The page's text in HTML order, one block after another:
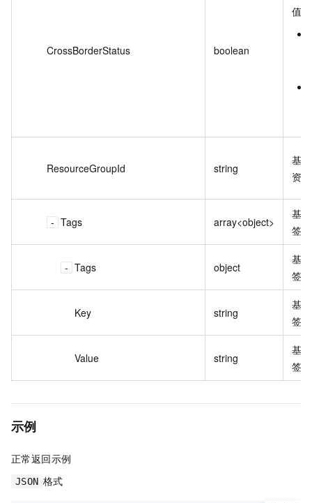
CrossBorderStatus boolean
值：
ResourceGroupId string
基
资
Tags array<object>
基
签。
Tags object
基
签。
Key string
基
签
Value string
基
签
示例
正常返回示例
JSON 格式